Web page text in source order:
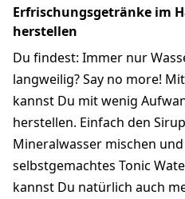
Erfrischungsgetränke im
herstellen
Du findest: Immer nur
langweilig? Say no more!
kannst Du mit wenig
herstellen. Einfach den
Mineralwasser mischen
selbstgemachtes Tonic
kannst Du natürlich auch